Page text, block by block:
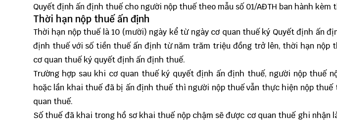
Quyết định ấn định thuế cho người nộp thuế theo mẫu số 01/AĐTH ban hành kèm
Thời hạn nộp thuế ấn định
Thời hạn nộp thuế là 10 (mười) ngày kể từ ngày cơ quan thuế ký Quyết định ấn
định thuế với số tiền thuế ấn định từ năm trăm triệu đồng trở lên, thời hạn nộp
cơ quan thuế ký quyết định ấn định thuế.
Trường hợp sau khi cơ quan thuế ký quyết định ấn định thuế, người nộp thuế
hoặc lần khai thuế đã bị ấn định thuế thì người nộp thuế vẫn thực hiện nộp
quan thuế.
Số thuế đã khai trong hồ sơ khai thuế nộp chậm sẽ được cơ quan thuế ghi nhận